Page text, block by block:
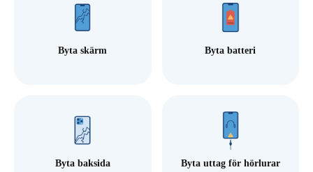
Byta skärm Byta batteri
Byta baksida Byta uttag för hörlurar